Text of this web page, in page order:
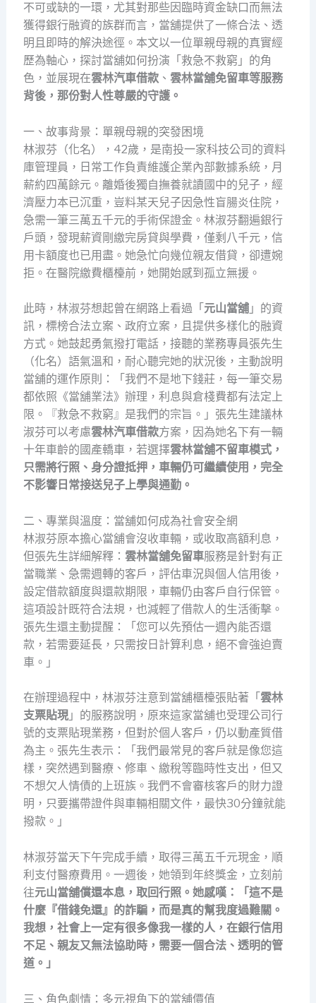
不可或缺的一環，尤其對那些因臨時資金缺口而無法
獲得銀行融資的族群而言，當舖提供了一條合法、透
明且即時的解決途徑。本文以一位單親母親的真實經
歷為軸心，探討當舖如何扮演「救急不救窮」的角
色，並展現在雲林汽車借款、 雲林當舖免留車等服務
背後，那份對人性尊嚴的守護。
一、故事背景：單親母親的突發困境
林淑芬（化名），42歲，是南投一家科技公司的資料
庫管理員，日常工作負責維護企業內部數據系統，月
薪約四萬餘元。離婚後獨自撫養就讀國中的兒子，經
濟壓力本已沉重，豈料某天兒子因急性盲腸炎住院，
急需一筆三萬五千元的手術保證金。林淑芬翻遍銀行
戶頭，發現薪資剛繳完房貸與學費，僅剩八千元，信
用卡額度也已用盡。她急忙向幾位親友借貸，卻遭婉
拒。在醫院繳費櫃檯前，她開始感到孤立無援。
此時，林淑芬想起曾在網路上看過「 元山當舖」的資
訊，標榜合法立案、政府立案，且提供多樣化的融資
方式。她鼓起勇氣撥打電話，接聽的業務專員張先生
（化名）語氣溫和，耐心聽完她的狀況後，主動說明
當舖的運作原則：「我們不是地下錢莊，每一筆交易
都依照《當舖業法》辦理，利息與倉棧費都有法定上
限。『救急不救窮』是我們的宗旨。」張先生建議林
淑芬可以考慮雲林汽車借款方案，因為她名下有一輛
十年車齡的國產轎車，若選擇雲林當舖不留車模式，
只需將行照、身分證抵押，車輛仍可繼續使用，完全
不影響日常接送兒子上學與通勤。
二、專業與溫度：當舖如何成為社會安全網
林淑芬原本擔心當舖會沒收車輛，或收取高額利息，
但張先生詳細解釋： 雲林當舖免留車服務是針對有正
當職業、急需週轉的客戶，評估車況與個人信用後，
設定借款額度與還款期限，車輛仍由客戶自行保管。
這項設計既符合法規，也減輕了借款人的生活衝擊。
張先生還主動提醒：「您可以先預估一週內能否還
款，若需要延長，只需按日計算利息，絕不會強迫賣
車。」
在辦理過程中，林淑芬注意到當舖櫃檯張貼著「 雲林
支票貼現」的服務說明，原來這家當舖也受理公司行
號的支票貼現業務，但對於個人客戶，仍以動產質借
為主。張先生表示：「我們最常見的客戶就是像您這
樣，突然遇到醫療、修車、繳稅等臨時性支出，但又
不想欠人情債的上班族。我們不會審核客戶的財力證
明，只要攜帶證件與車輛相關文件，最快30分鐘就能
撥款。」
林淑芬當天下午完成手續，取得三萬五千元現金，順
利支付醫療費用。一週後，她領到年終獎金，立刻前
往元山當舖償還本息，取回行照。她感嘆：「這不是
什麼『借錢免還』的詐騙，而是真的幫我度過難關。
我想，社會上一定有很多像我一樣的人，在銀行信用
不足、親友又無法協助時，需要一個合法、透明的管
道。」
三、角色劇情：多元視角下的當舖價值